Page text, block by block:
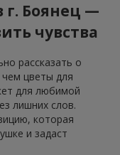
Боянец —
чувства
рассказать о
чем цветы для
для любимой
лишних слов.
которая
и задаст